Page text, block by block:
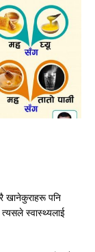
खानेकुराहरू पनि
त्यसले स्वास्थ्यलाई